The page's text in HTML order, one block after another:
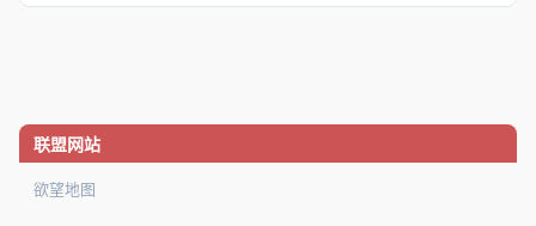
联盟网站
欲望地图